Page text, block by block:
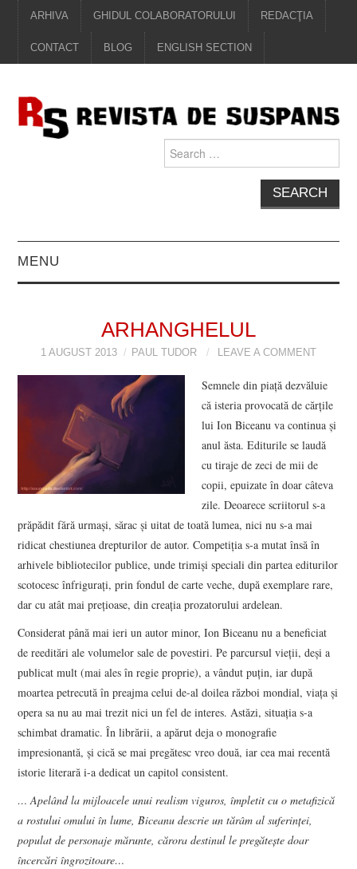
ARHIVA GHIDUL COLABORATORULUI REDACŢIA
CONTACT BLOG ENGLISH SECTION
for:
MENU
VIZIUNI ȘI SPECTRE
CONTRAPAGINI
CARTE & FILM
NUMĂRUL 48 /
MARTIE 2018
NUMĂRUL 49 /
APRILIE 2018
ARHANGHELUL
1 AUGUST 2013 PAUL TUDOR LEAVE A COMMENT
Semnele din piaţă dezvăluie
că isteria provocată de cărţile
lui Ion Biceanu va continua şi
anul ăsta. Editurile se laudă
cu tiraje de zeci de mii de
copii, epuizate în doar câteva
zile. Deoarece scriitorul s-a
prăpădit fără urmaşi, sărac şi uitat de toată lumea, nici nu s-a mai
ridicat chestiunea drepturilor de autor. Competiţia s-a mutat însă în
arhivele bibliotecilor publice, unde trimişi speciali din partea editurilor
scotocesc înfriguraţi, prin fondul de carte veche, după exemplare rare,
dar cu atât mai preţioase, din creaţia prozatorului ardelean.
Considerat până mai ieri un autor minor, Ion Biceanu nu a beneficiat
de reeditări ale volumelor sale de povestiri. Pe parcursul vieţii, deşi a
publicat mult (mai ales în regie proprie), a vândut puţin, iar după
moartea petrecută în preajma celui de-al doilea război mondial, viaţa şi
opera sa nu au mai trezit nici un fel de interes. Astăzi, situaţia s-a
schimbat dramatic. În librării, a apărut deja o monografie
impresionantă, şi cică se mai pregătesc vreo două, iar cea mai recentă
istorie literară i-a dedicat un capitol consistent.
… Apelând la mijloacele unui realism viguros, împletit cu o metafizică
a rostului omului în lume, Biceanu descrie un tărâm al suferinţei,
populat de personaje mărunte, cărora destinul le pregăteşte doar
încercări îngrozitoare…